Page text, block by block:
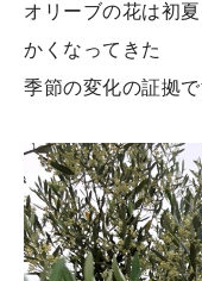
オリーブの花は初
かくなってきた
季節の変化の証拠で